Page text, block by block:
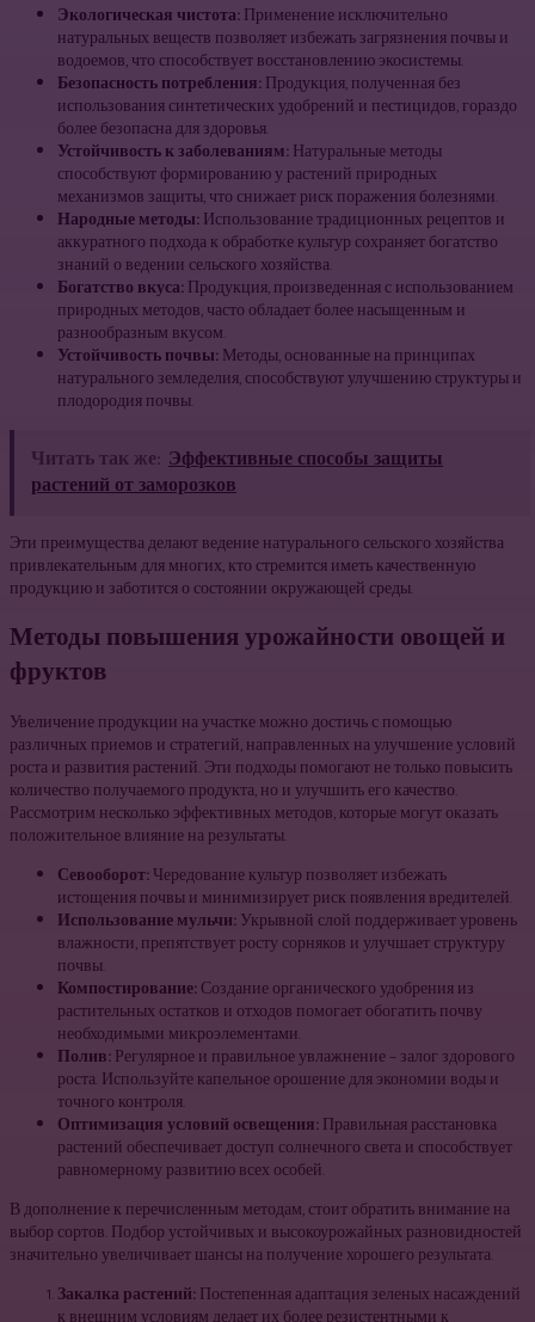
Экологическая чистота:Применение исключительно
натуральных веществ позволяет избежать загрязнения почвы и
водоемов, что способствует восстановлению экосистемы.
Безопасность потребления:Продукция, полученная без
использования синтетических удобрений и пестицидов, гораздо
более безопасна для здоровья.
Устойчивость к заболеваниям:Натуральные методы
способствуют формированию у растений природных
механизмов защиты, что снижает риск поражения болезнями.
Народные методы:Использование традиционных рецептов и
аккуратного подхода к обработке культур сохраняет богатство
знаний о ведении сельского хозяйства.
Богатство вкуса:Продукция, произведенная с использованием
природных методов, часто обладает более насыщенным и
разнообразным вкусом.
Устойчивость почвы:Методы, основанные на принципах
натурального земледелия, способствуют улучшению структуры и
плодородия почвы.
Читать так же: Эффективные способы защиты
растений от заморозков
Эти преимущества делают ведение натурального сельского хозяйства
привлекательным для многих, кто стремится иметь качественную
продукцию и заботится о состоянии окружающей среды.
Методы повышения урожайности овощей и
фруктов
Увеличение продукции на участке можно достичь с помощью
различных приемов и стратегий, направленных на улучшение условий
роста и развития растений. Эти подходы помогают не только повысить
количество получаемого продукта, но и улучшить его качество.
Рассмотрим несколько эффективных методов, которые могут оказать
положительное влияние на результаты.
Севооборот:Чередование культур позволяет избежать
истощения почвы и минимизирует риск появления вредителей.
Использование мульчи:Укрывной слой поддерживает уровень
влажности, препятствует росту сорняков и улучшает структуру
почвы.
Компостирование:Создание органического удобрения из
растительных остатков и отходов помогает обогатить почву
необходимыми микроэлементами.
Полив:Регулярное и правильное увлажнение – залог здорового
роста. Используйте капельное орошение для экономии воды и
точного контроля.
Оптимизация условий освещения:Правильная расстановка
растений обеспечивает доступ солнечного света и способствует
равномерному развитию всех особей.
В дополнение к перечисленным методам, стоит обратить внимание на
выбор сортов. Подбор устойчивых и высокоурожайных разновидностей
значительно увеличивает шансы на получение хорошего результата.
Закалка растений:Постепенная адаптация зеленых насаждений